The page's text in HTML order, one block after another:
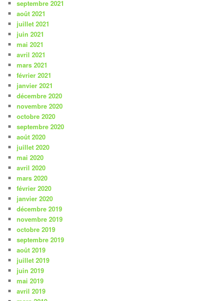
septembre 2021
août 2021
juillet 2021
juin 2021
mai 2021
avril 2021
mars 2021
février 2021
janvier 2021
décembre 2020
novembre 2020
octobre 2020
septembre 2020
août 2020
juillet 2020
mai 2020
avril 2020
mars 2020
février 2020
janvier 2020
décembre 2019
novembre 2019
octobre 2019
septembre 2019
août 2019
juillet 2019
juin 2019
mai 2019
avril 2019